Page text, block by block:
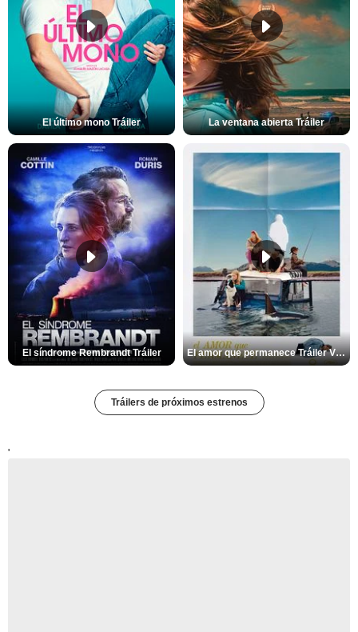
El último mono Tráiler La ventana abierta Tráiler
El síndrome Rembrandt Tráiler El amor que permanece Tráiler VOSE
Tráilers de próximos estrenos
'